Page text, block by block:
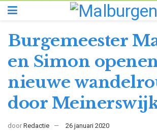
Burgemeester
en Simon
nieuwe
door
door Redactie 26 januari 2020